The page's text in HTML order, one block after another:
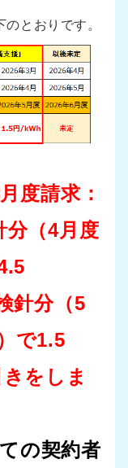
とおりです。
度請求：
分（4月度
針分（5
で1.5
をしま
の契約者